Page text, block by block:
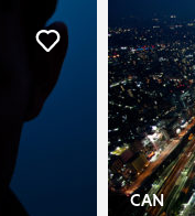
Liker
CAN